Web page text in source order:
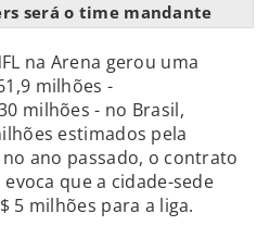
será o time mandante
na Arena gerou uma
milhões -
milhões - no Brasil,
estimados pela
ano passado, o contrato
que a cidade-sede
5 milhões para a liga.